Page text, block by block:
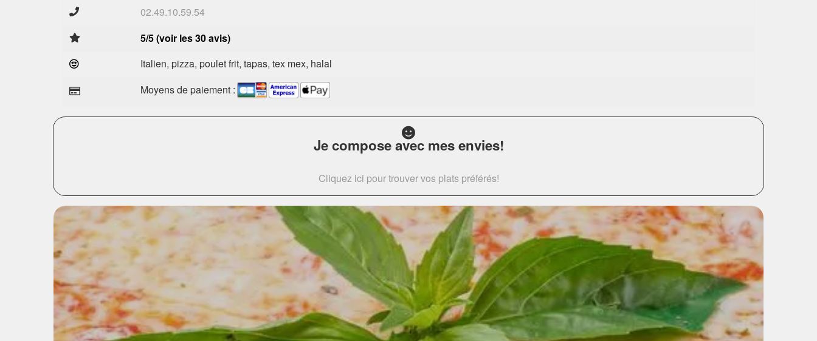
02.49.10.59.54
5/5 (voir les 30 avis)
Italien, pizza, poulet frit, tapas, tex mex, halal
Moyens de paiement :
Je compose avec mes envies!
Cliquez ici pour trouver vos plats préférés!